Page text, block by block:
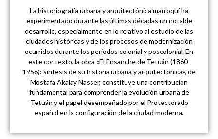
La historiografía urbana y arquitectónica marroquí ha
experimentado durante las últimas décadas un notable
desarrollo, especialmente en lo relativo al estudio de las
ciudades históricas y de los procesos de modernización
ocurridos durante los periodos colonial y poscolonial. En
este contexto, la obra «El Ensanche de Tetuán (1860-
1956): síntesis de su historia urbana y arquitectónica», de
Mostafa Akalay Nasser, constituye una contribución
fundamental para comprender la evolución urbana de
Tetuán y el papel desempeñado por el Protectorado
español en la configuración de la ciudad moderna.